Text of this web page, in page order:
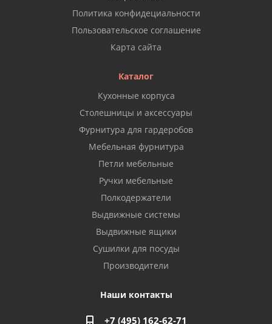
Политика конфидециальности
Пользовательское соглашение
Карта сайта
Каталог
Кухонные корпуса
Столешницы и аксессуары
Фурнитура для гардеробов
Мебельная фурнитура
Петли мебельные
Ручки мебельные
Полкодержатели
Выдвижные системы
Выдвижные ящики
Сушилки для посуды
Производители
Наши контакты
+7 (495) 162-62-71